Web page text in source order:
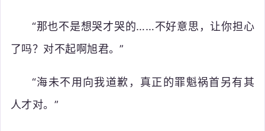
“那也不是想哭才哭的……不好意思，让你担心
了吗？对不起啊旭君。”
“海未不用向我道歉，真正的罪魁祸首另有其
人才对。”